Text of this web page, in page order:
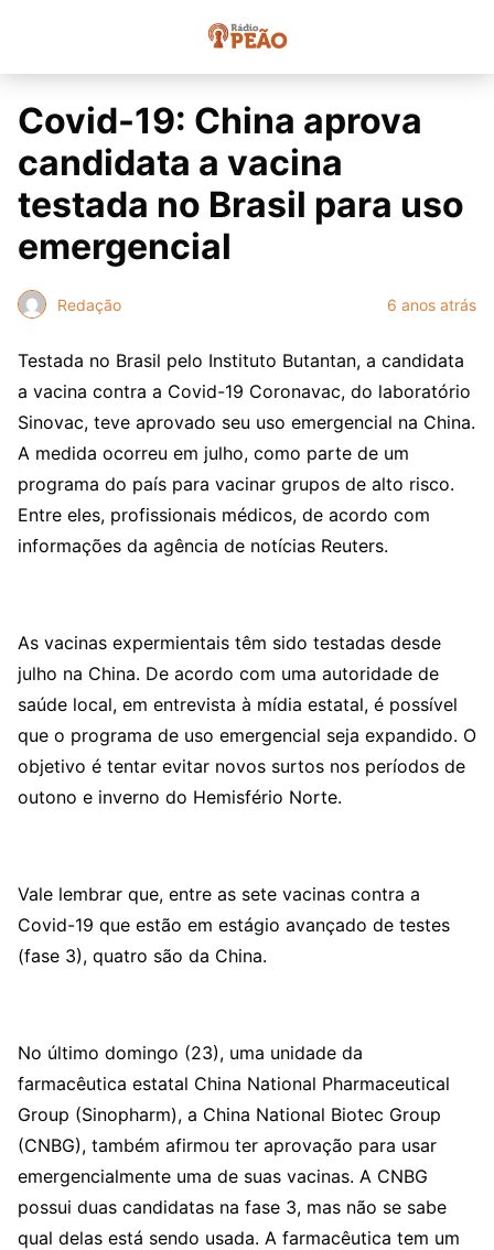
Covid-19: China aprova
candidata a vacina
testada no Brasil para uso
emergencial
Redação 6 anos atrás
Testada no Brasil pelo Instituto Butantan, a candidata
a vacina contra a Covid-19 Coronavac, do laboratório
Sinovac, teve aprovado seu uso emergencial na China.
A medida ocorreu em julho, como parte de um
programa do país para vacinar grupos de alto risco.
Entre eles, profissionais médicos, de acordo com
informações da agência de notícias Reuters.
As vacinas expermientais têm sido testadas desde
julho na China. De acordo com uma autoridade de
saúde local, em entrevista à mídia estatal, é possível
que o programa de uso emergencial seja expandido. O
objetivo é tentar evitar novos surtos nos períodos de
outono e inverno do Hemisfério Norte.
Vale lembrar que, entre as sete vacinas contra a
Covid-19 que estão em estágio avançado de testes
(fase 3), quatro são da China.
No último domingo (23), uma unidade da
farmacêutica estatal China National Pharmaceutical
Group (Sinopharm), a China National Biotec Group
(CNBG), também afirmou ter aprovação para usar
emergencialmente uma de suas vacinas. A CNBG
possui duas candidatas na fase 3, mas não se sabe
qual delas está sendo usada. A farmacêutica tem um